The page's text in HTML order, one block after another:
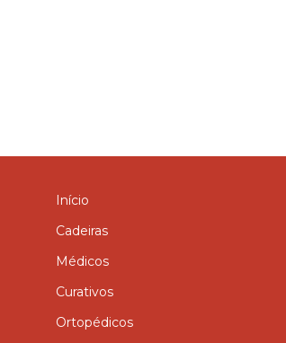
Início
Cadeiras
Médicos
Curativos
Ortopédicos